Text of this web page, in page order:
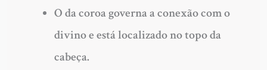
O dacoroa governa a conexão com o
divino e está localizado no topo da
cabeça.